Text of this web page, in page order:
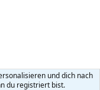
und dich nach
du registriert bist.